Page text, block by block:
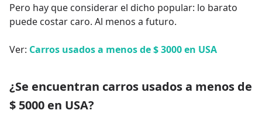
Pero hay que considerar el dicho popular: lo barato
puede costar caro. Al menos a futuro.
Ver: Carros usados a menos de $ 3000 en USA
¿Se encuentran carros usados a menos de
$ 5000 en USA?